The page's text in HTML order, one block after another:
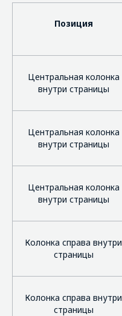
Позиция
Центральная колонка
внутри страницы
Центральная колонка
внутри страницы
Центральная колонка
внутри страницы
Колонка справа внутри
страницы
Колонка справа внутри
страницы